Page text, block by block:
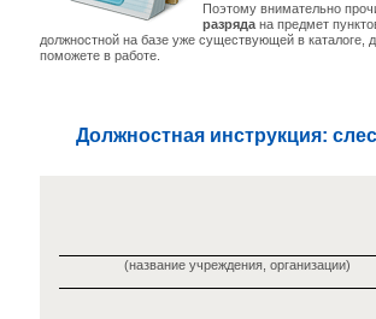
Поэтому внимательно
разряда на предмет
должностной на базе уже существующей в каталоге,
поможете в работе.
Должностная инструкция:
(название учреждения, организации)